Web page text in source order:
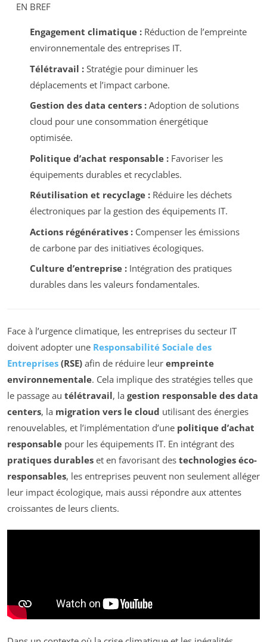
EN BREF
Engagement climatique :Réduction de l’empreinte
environnementale des entreprises IT.
Télétravail :Stratégie pour diminuer les
déplacements et l’impact carbone.
Gestion des data centers :Adoption de solutions
cloud pour une consommation énergétique
optimisée.
Politique d’achat responsable :Favoriser les
équipements durables et recyclables.
Réutilisation et recyclage :Réduire les déchets
électroniques par la gestion des équipements IT.
Actions régénératives :Compenser les émissions
de carbone par des initiatives écologiques.
Culture d’entreprise :Intégration des pratiques
durables dans les valeurs fondamentales.
Face à l’urgence climatique, les entreprises du secteur IT
doivent adopter une Responsabilité Sociale des
Entreprises (RSE) afin de réduire leur empreinte
environnementale. Cela implique des stratégies telles que
le passage au télétravail, la gestion responsable des data
centers, la migration vers le cloud utilisant des énergies
renouvelables, et l’implémentation d’une politique d’achat
responsable pour les équipements IT. En intégrant des
pratiques durables et en favorisant des technologies éco-
responsables, les entreprises peuvent non seulement alléger
leur impact écologique, mais aussi répondre aux attentes
croissantes de leurs clients.